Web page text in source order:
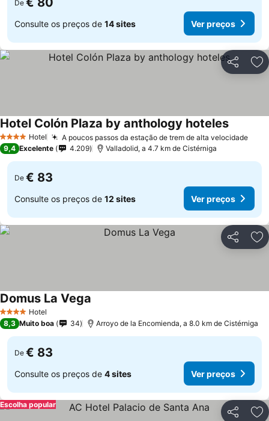
De
Consulte os preços de 14 sites Ver preços
Partilhar
4 EstrelasHotel A poucos passos da estação de trem de alta velocidadeVer
Hotel Colón Plaza by anthology hotelesVer
9,4 Excelente 4.209 Valladolid, a 4.7 km de Cistérniga
De € 83
Consulte os preços de 12 sites Ver preços
Partilhar
4 EstrelasHotel
Domus La Vega
8,3 Muito boa 34 Arroyo de la Encomienda, a 8.0 km de Cistérniga
De € 83
Consulte os preços de 4 sites Ver preços
Partilhar
Escolha popular